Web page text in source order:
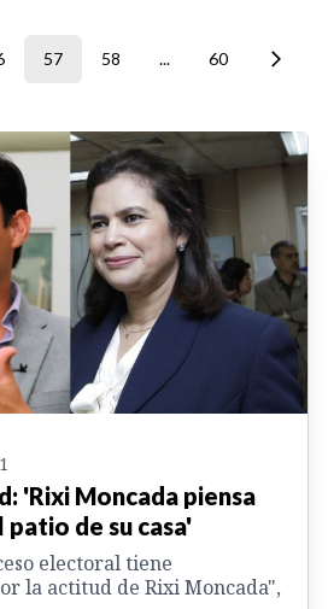
57 58 ... 60
'Rixi Moncada piensa
patio de su casa'
electoral tiene
la actitud de Rixi Moncada",